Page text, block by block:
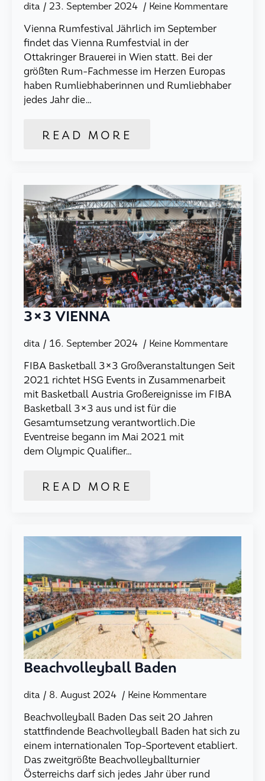
dita 23. September 2024 Keine Kommentare
Vienna Rumfestival Jährlich im September
findet das Vienna Rumfestvial in der
Ottakringer Brauerei in Wien statt. Bei der
größten Rum-Fachmesse im Herzen Europas
haben Rumliebhaberinnen und Rumliebhaber
jedes Jahr die…
READ MORE
3×3 VIENNA
dita 16. September 2024 Keine Kommentare
FIBA Basketball 3×3 Großveranstaltungen Seit
2021 richtet HSG Events in Zusammenarbeit
mit Basketball Austria Großereignisse im FIBA
Basketball 3×3 aus und ist für die
Gesamtumsetzung verantwortlich.Die
Eventreise begann im Mai 2021 mit
dem Olympic Qualifier…
READ MORE
Beachvolleyball Baden
dita 8. August 2024 Keine Kommentare
Beachvolleyball Baden Das seit 20 Jahren
stattfindende Beachvolleyball Baden hat sich zu
einem internationalen Top-Sportevent etabliert.
Das zweitgrößte Beachvolleyballturnier
Österreichs darf sich jedes Jahr über rund